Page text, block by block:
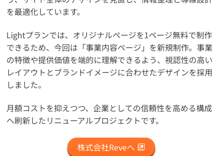
を最適化しています。
Lightプランでは、オリジナルページを1ページ無料で制作
できるため、今回は「事業内容ページ」を新規制作。事業
の特徴や提供価値を端的に理解できるよう、視認性の高い
レイアウトとブランドイメージに合わせたデザインを採用
しました。
月額コストを抑えつつ、企業としての信頼性を高める構成
へ刷新したリニューアルプロジェクトです。
株式会社Reveへ